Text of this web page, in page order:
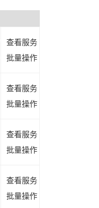
查看服务
批量操作
查看服务
批量操作
查看服务
批量操作
查看服务
批量操作